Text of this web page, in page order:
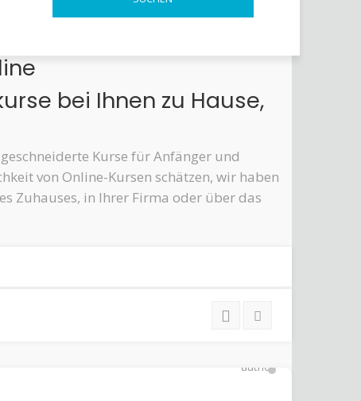
bei Ihnen zu Hause,
Kurse für Anfänger und
von Online-Kursen schätzen, wir haben
Zuhauses, in Ihrer Firma oder über das